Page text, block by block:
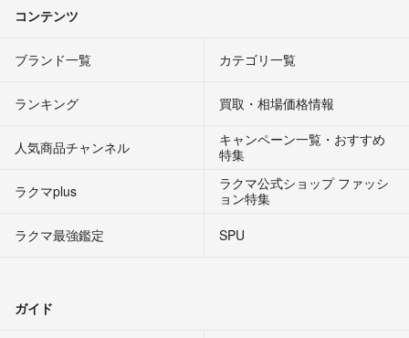
コンテンツ
ブランド一覧 カテゴリ一覧
ランキング 買取・相場価格情報
人気商品チャンネル
キャンペーン一覧・おすすめ
特集
ラクマplus
ラクマ公式ショップ ファッシ
ョン特集
ラクマ最強鑑定
SPU
ガイド